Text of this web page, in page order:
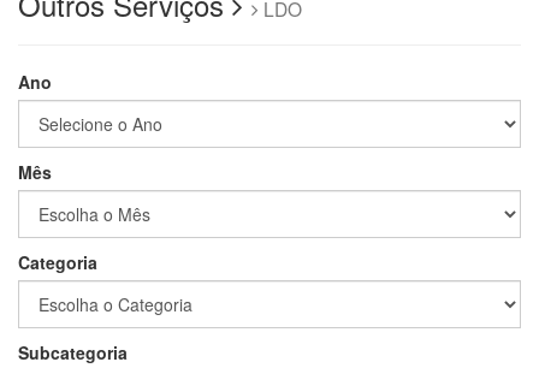
LDO
Ano
Mês
Categoria
Subcategoria